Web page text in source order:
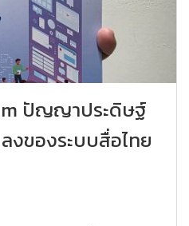
ปัญญาประดิษฐ์
งของระบบสื่อไทย